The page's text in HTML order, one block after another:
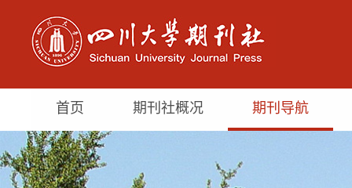
首页 期刊社概况 期刊导航